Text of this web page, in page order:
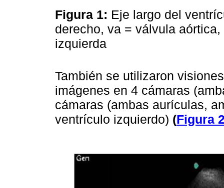
Figura 1: Eje largo del
derecho, va = válvula
izquierda
También se utilizaron
imágenes en 4 cámaras
cámaras (ambas aurículas,
ventrículo izquierdo) (Figura